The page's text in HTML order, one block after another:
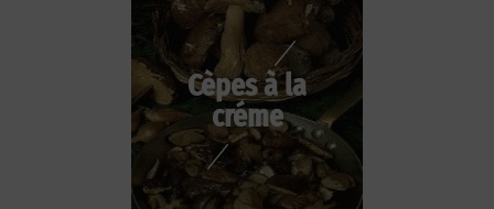
Cèpes à la
créme